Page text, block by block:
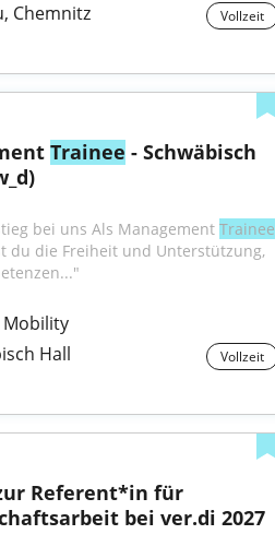
Chemnitz
Vollzeit
Trainee - Schwäbisch
bei uns Als Management Trainee
du die Freiheit und Unterstützung,
Hall
Vollzeit
Referent*in für
bei ver.di 2027